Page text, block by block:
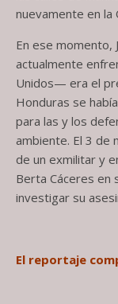
nuevamente en la
En ese momento,
actualmente
Unidos— era el
Honduras se
para las y los
ambiente. El 3 de
de un exmilitar y
Berta Cáceres en
investigar su
El reportaje